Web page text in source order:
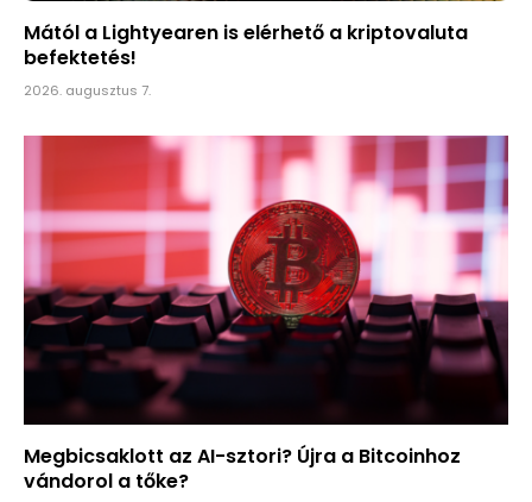
Mától a Lightyearen is elérhető a kriptovaluta
befektetés!
2026. augusztus 7.
Megbicsaklott az AI-sztori? Újra a Bitcoinhoz
vándorol a tőke?